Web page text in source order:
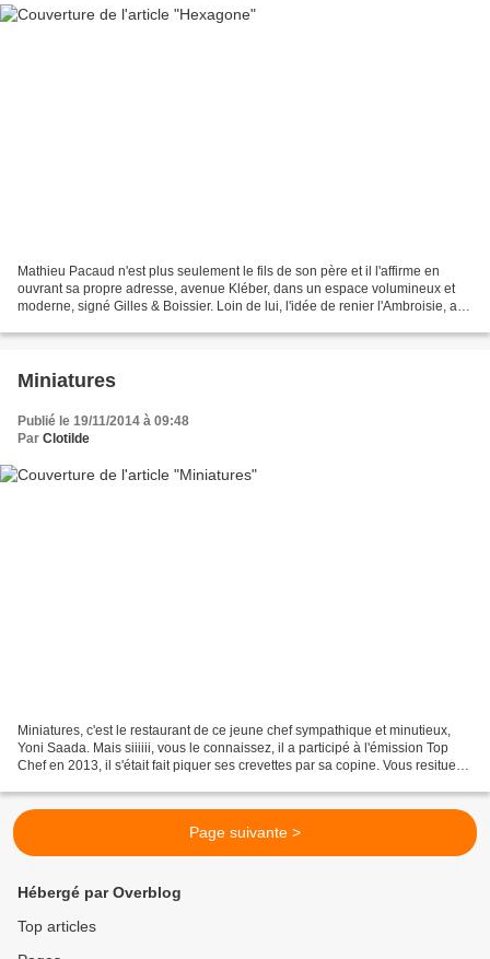
Mathieu Pacaud n'est plus seulement le fils de son père et il l'affirme en
ouvrant sa propre adresse, avenue Kléber, dans un espace volumineux et
moderne, signé Gilles & Boissier. Loin de lui, l'idée de renier l'Ambroisie, au
Miniatures
Publié le 19/11/2014 à 09:48
Par Clotilde
Miniatures, c'est le restaurant de ce jeune chef sympathique et minutieux,
Yoni Saada. Mais siiiiii, vous le connaissez, il a participé à l'émission Top
Chef en 2013, il s'était fait piquer ses crevettes par sa copine. Vous resituez
Page suivante >
Hébergé par Overblog
Top articles